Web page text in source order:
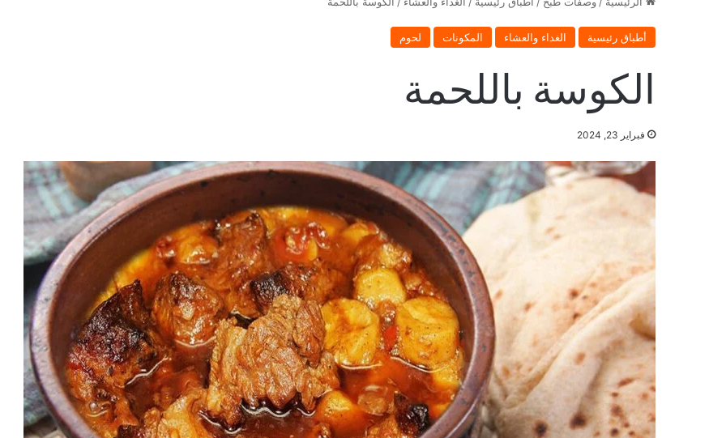
أطباق رئيسية الغداء والعشاء المكونات لحوم
الكوسة باللحمة
فبراير 23, 2024